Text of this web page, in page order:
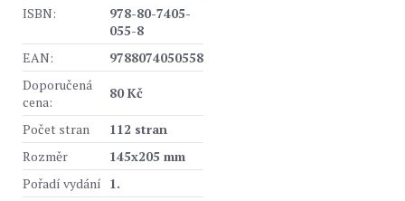
ISBN:
978-80-7405-
055-8
EAN:
9788074050558
Doporučená
cena:
80 Kč
Počet stran
112 stran
Rozměr
145x205 mm
Pořadí vydání 1.